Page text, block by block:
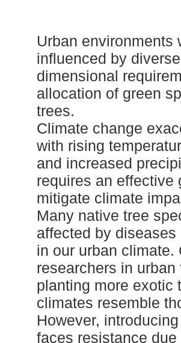
Urban environments
influenced by
dimensional
allocation of green
trees.
Climate change
with rising
and increased
requires an effective
mitigate climate
Many native tree
affected by
in our urban climate.
researchers in
planting more exotic
climates resemble
However,
faces resistance